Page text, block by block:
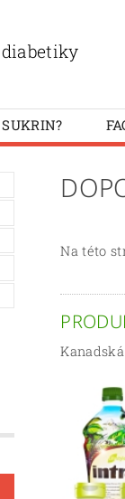
Na této